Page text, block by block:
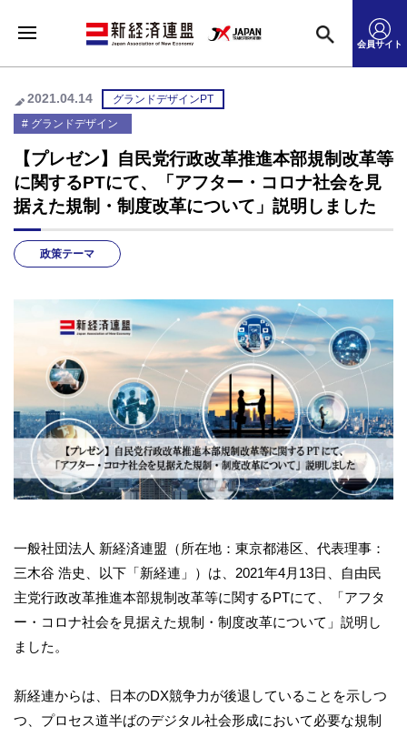
会員サイト
2021.04.14
グランドデザインPT
グランドデザイン
【プレゼン】自民党行政改革推進本部規制改革等
に関するPTにて、「アフター・コロナ社会を見
据えた規制・制度改革について」説明しました
政策テーマ
一般社団法人 新経済連盟（所在地：東京都港区、代表理事：
三木谷 浩史、以下「新経連」）は、2021年4月13日、自由民
主党行政改革推進本部規制改革等に関するPTにて、「アフタ
ー・コロナ社会を見据えた規制・制度改革について」説明し
ました。
新経連からは、日本のDX競争力が後退していることを示しつ
つ、プロセス道半ばのデジタル社会形成において必要な規制